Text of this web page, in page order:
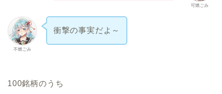
可燃ごみ
不燃ごみ
衝撃の事実だよ～
100銘柄のうち